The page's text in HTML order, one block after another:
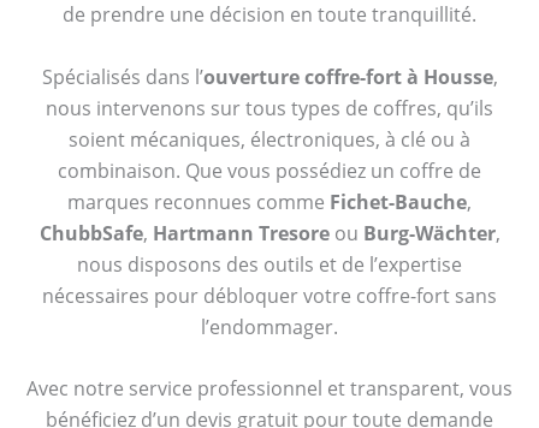
de prendre une décision en toute tranquillité.
Spécialisés dans l’ouverture coffre-fort à Housse,
nous intervenons sur tous types de coffres, qu’ils
soient mécaniques, électroniques, à clé ou à
combinaison. Que vous possédiez un coffre de
marques reconnues comme Fichet-Bauche,
ChubbSafe, Hartmann Tresoreou Burg-Wächter,
nous disposons des outils et de l’expertise
nécessaires pour débloquer votre coffre-fort sans
l’endommager.
Avec notre service professionnel et transparent, vous
bénéficiez d’un devis gratuit pour toute demande